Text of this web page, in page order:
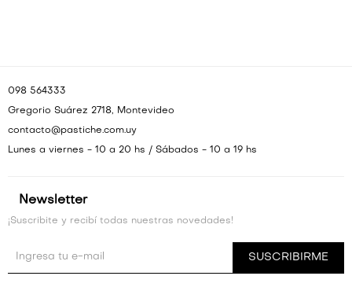
Newsletter
¡Suscribite y recibí todas nuestras novedades!
SUSCRIBIRME
098 564333
Gregorio Suárez 2718, Montevideo
contacto@pastiche.com.uy
Lunes a viernes - 10 a 20 hs / Sábados - 10 a 19 hs